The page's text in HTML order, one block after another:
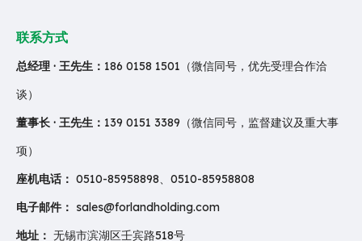
联系方式
总经理 · 王先生： 186 0158 1501（微信同号，优先受理合作洽
谈）
董事长 · 王先生： 139 0151 3389（微信同号，监督建议及重大事
项）
座机电话： 0510-85958898、0510-85958808
电子邮件： sales@forlandholding.com
地址： 无锡市滨湖区壬宾路518号